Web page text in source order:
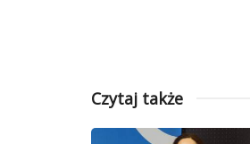
Czytaj także